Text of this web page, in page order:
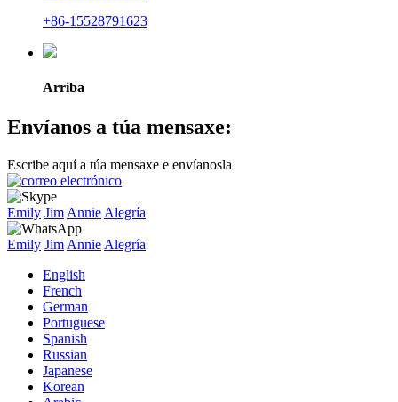
+86-15528791623
Arriba
Envíanos a túa mensaxe:
Escribe aquí a túa mensaxe e envíanosla
Emily Jim Annie Alegría
Emily Jim Annie Alegría
English
French
German
Portuguese
Spanish
Russian
Japanese
Korean